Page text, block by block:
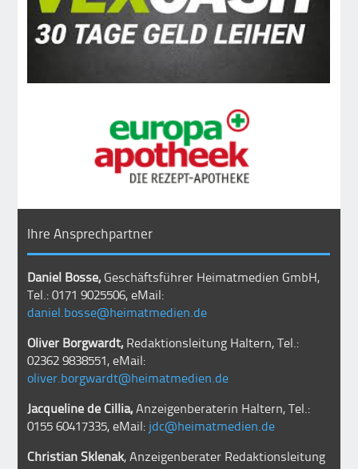
Ihre Ansprechpartner
Daniel Bosse,Geschäftsführer Heimatmedien GmbH,
Tel.: 0171 9025506, eMail:
daniel.bosse@heimatmedien.de
Oliver Borgwardt, Redaktionsleitung Haltern, Tel.:
02362 9838551, eMail:
oliver.borgwardt@heimatmedien.de
Jacqueline de Cillia,Anzeigenberaterin Haltern, Tel.:
0155 60417335, eMail: jdc@heimatmedien.de
Christian Sklenak, Anzeigenberater Redaktionsleitung